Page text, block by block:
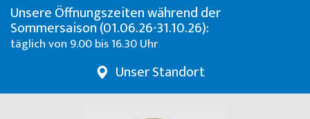
Unsere Öffnungszeiten während der
Sommersaison (01.06.26-31.10.26):
täglich von 9.00 bis 16.30 Uhr
Unser Standort